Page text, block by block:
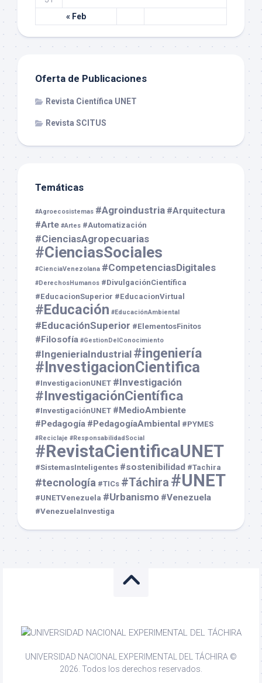
« Feb
Oferta de Publicaciones
Revista Científica UNET
Revista SCITUS
Temáticas
#Agroecosistemas #Agroindustria #Arquitectura
#Arte #Artes #Automatización
#CienciasAgropecuarias
#CienciasSociales
#CienciaVenezolana #CompetenciasDigitales
#DerechosHumanos #DivulgaciónCientífica
#EducacionSuperior #EducacionVirtual
#Educación #EducaciónAmbiental
#EducaciónSuperior #ElementosFinitos
#Filosofía #GestionDelConocimiento
#IngenieriaIndustrial #ingeniería
#InvestigacionCientifica
#InvestigacionUNET #Investigación
#InvestigaciónCientífica
#InvestigaciónUNET #MedioAmbiente
#Pedagogía #PedagogíaAmbiental #PYMES
#Reciclaje #ResponsabilidadSocial
#RevistaCientificaUNET
#SistemasInteligentes #sostenibilidad #Tachira
#tecnología #TICs #Táchira #UNET
#UNETVenezuela #Urbanismo #Venezuela
#VenezuelaInvestiga
UNIVERSIDAD NACIONAL EXPERIMENTAL DEL TÁCHIRA ©
2026. Todos los derechos reservados.